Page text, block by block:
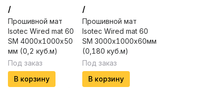
/
Прошивной мат
Isotec Wired mat 60
SM 4000х1000х50
мм (0,2 куб.м)
Под заказ
В корзину
/
Прошивной мат
Isotec Wired mat 60
SM 3000х1000х60мм
(0,180 куб.м)
Под заказ
В корзину